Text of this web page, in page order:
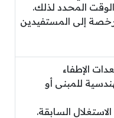
المحدد لذلك.
إلى المستفيدين
الإطفاء
للمبنى أو
السابقة.